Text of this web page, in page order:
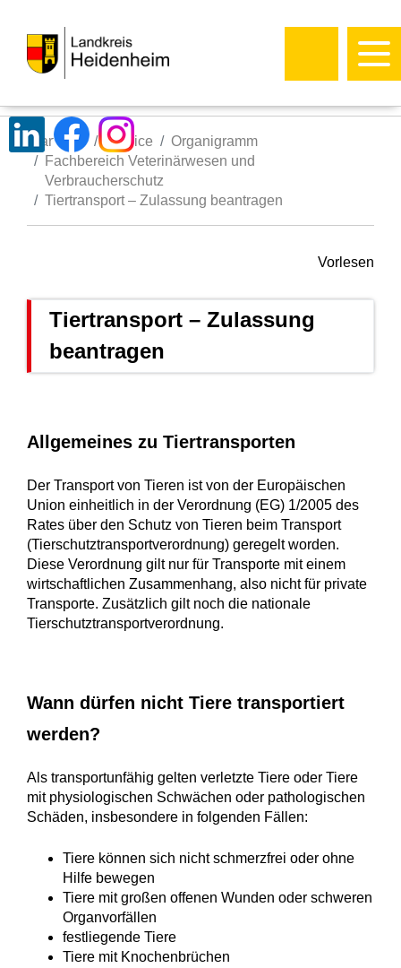
Startseite Service
Organigramm
Fachbereich Veterinärwesen und
Verbraucherschutz
Tiertransport – Zulassung beantragen
Vorlesen
Tiertransport – Zulassung
beantragen
Allgemeines zu Tiertransporten
Der Transport von Tieren ist von der Europäischen
Union einheitlich in der Verordnung (EG) 1/2005 des
Rates über den Schutz von Tieren beim Transport
(Tierschutztransportverordnung) geregelt worden.
Diese Verordnung gilt nur für Transporte mit einem
wirtschaftlichen Zusammenhang, also nicht für private
Transporte. Zusätzlich gilt noch die nationale
Tierschutztransportverordnung.
Wann dürfen nicht Tiere transportiert
werden?
Als transportunfähig gelten verletzte Tiere oder Tiere
mit physiologischen Schwächen oder pathologischen
Schäden, insbesondere in folgenden Fällen:
Tiere können sich nicht schmerzfrei oder ohne
Hilfe bewegen
Tiere mit großen offenen Wunden oder schweren
Organvorfällen
festliegende Tiere
Tiere mit Knochenbrüchen